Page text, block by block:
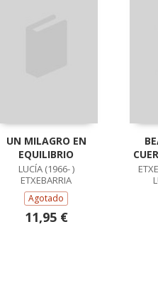
UN MILAGRO EN
EQUILIBRIO
LUCÍA (1966- )
ETXEBARRIA
Agotado
11,95 €